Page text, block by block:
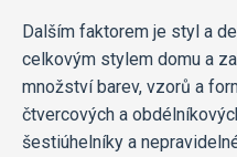
Dalším faktorem je styl a
celkovým stylem domu a
množství barev, vzorů a
čtvercových a
šestiúhelníky a